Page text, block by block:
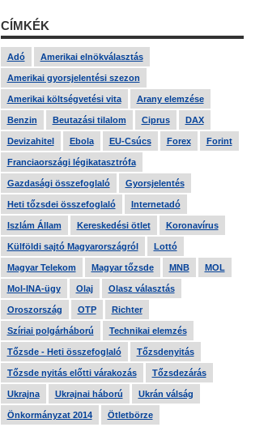
CÍMKÉK
Adó Amerikai elnökválasztás
Amerikai gyorsjelentési szezon
Amerikai költségvetési vita Arany elemzése
Benzin Beutazási tilalom Ciprus DAX
Devizahitel Ebola EU-Csúcs Forex Forint
Franciaországi légikatasztrófa
Gazdasági összefoglaló Gyorsjelentés
Heti tőzsdei összefoglaló Internetadó
Iszlám Állam Kereskedési ötlet Koronavírus
Külföldi sajtó Magyarországról Lottó
Magyar Telekom Magyar tőzsde MNB MOL
Mol-INA-ügy Olaj Olasz választás
Oroszország OTP Richter
Szíriai polgárháború Technikai elemzés
Tőzsde - Heti összefoglaló Tőzsdenyitás
Tőzsde nyitás előtti várakozás Tőzsdezárás
Ukrajna Ukrajnai háború Ukrán válság
Önkormányzat 2014 Ötletbörze